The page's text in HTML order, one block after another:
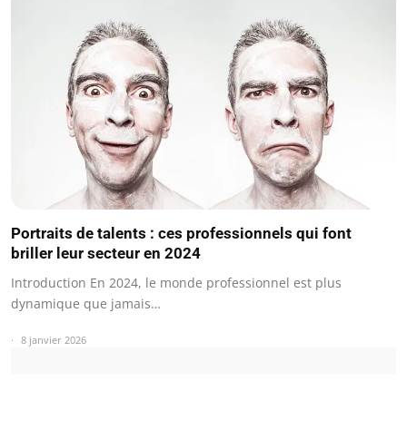
Portraits de talents : ces professionnels qui font
briller leur secteur en 2024
Introduction En 2024, le monde professionnel est plus
dynamique que jamais…
8 janvier 2026